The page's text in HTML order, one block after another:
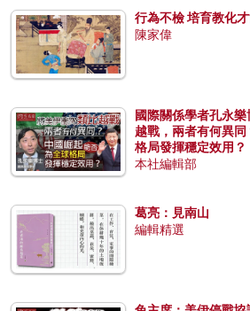
行為不檢 培育教化
陳家偉
國際關係學者孔永
越戰，兩者有何異
格局發揮穩定效用？
本社編輯部
葛亮：見南山
編輯精選